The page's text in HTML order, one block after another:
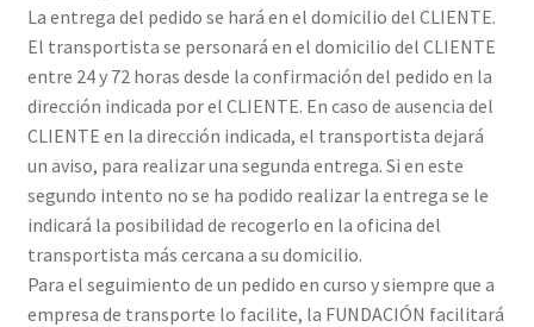
La entrega del pedido se hará en el domicilio del CLIENTE.
El transportista se personará en el domicilio del CLIENTE
entre 24 y 72 horas desde la confirmación del pedido en la
dirección indicada por el CLIENTE. En caso de ausencia del
CLIENTE en la dirección indicada, el transportista dejará
un aviso, para realizar una segunda entrega. Si en este
segundo intento no se ha podido realizar la entrega se le
indicará la posibilidad de recogerlo en la oficina del
transportista más cercana a su domicilio.
Para el seguimiento de un pedido en curso y siempre que a
empresa de transporte lo facilite, la FUNDACIÓN facilitará